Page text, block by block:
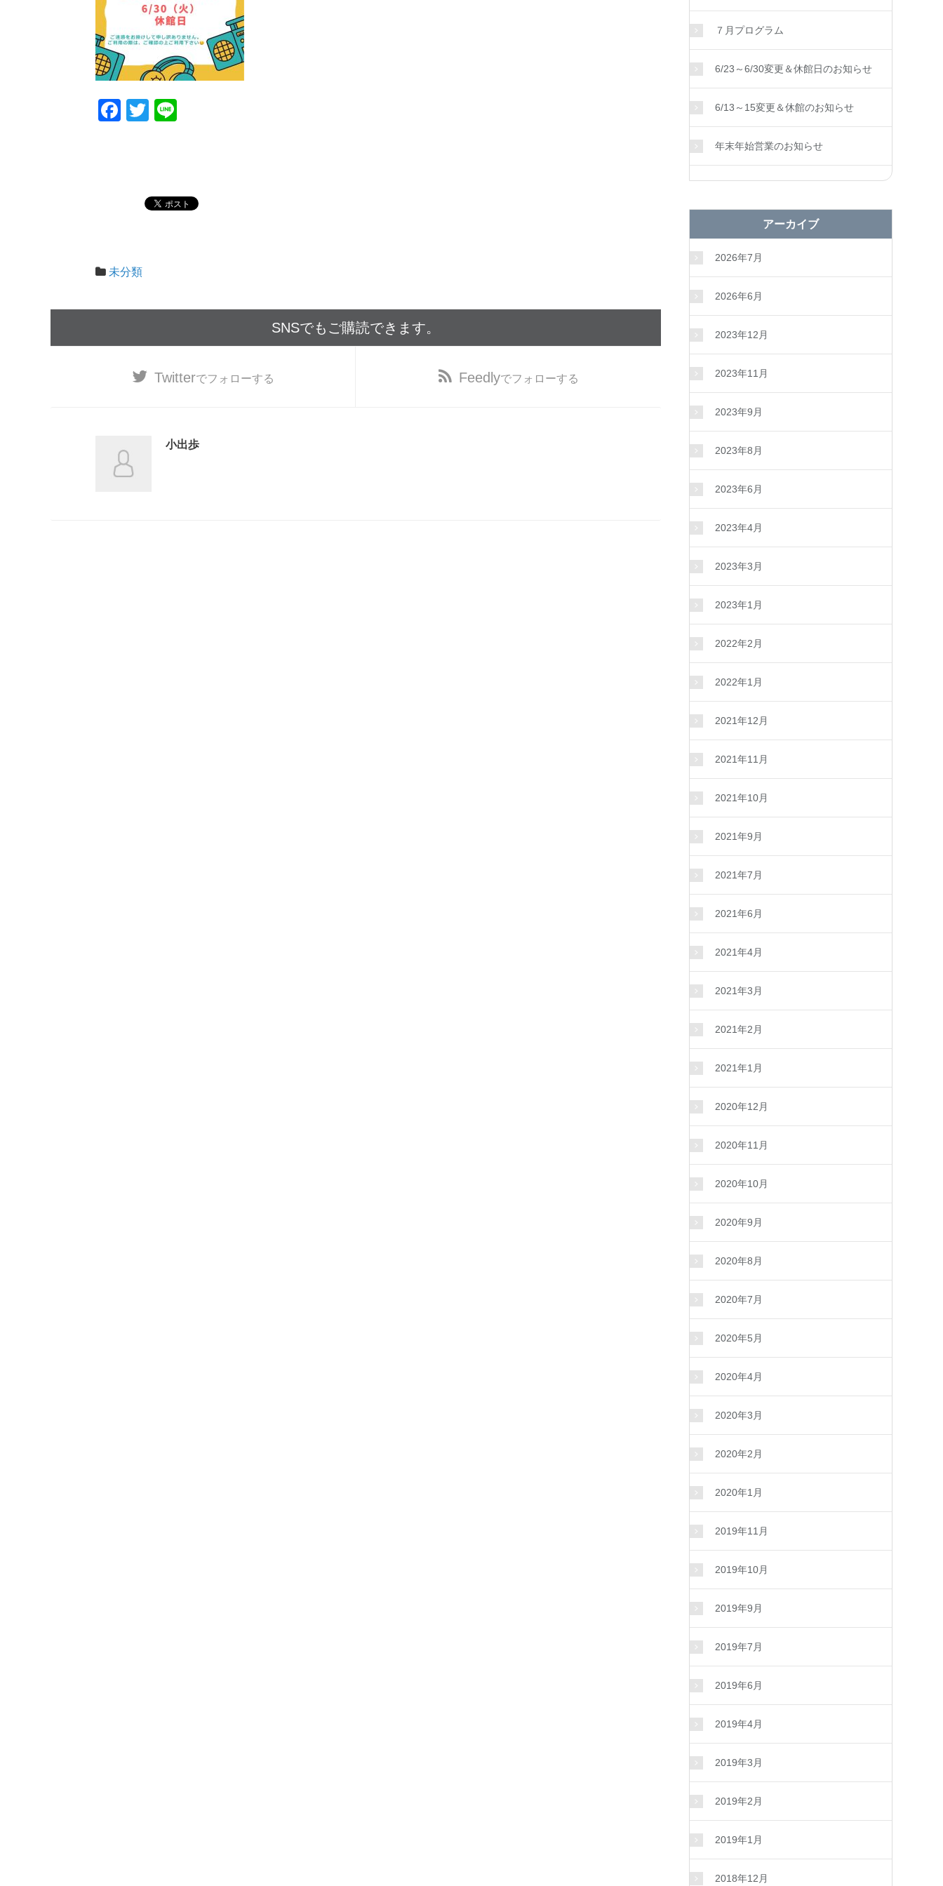
F
k
T
未分類
SNSでもご購読できます。
Twitterでフォローする Feedlyでフォローする
小出歩
７月プログラム
6/23～6/30変更＆休館日のお知らせ
6/13～15変更＆休館のお知らせ
年末年始営業のお知らせ
アーカイブ
2026年7月
2026年6月
2023年12月
2023年11月
2023年9月
2023年8月
2023年6月
2023年4月
2023年3月
2023年1月
2022年2月
2022年1月
2021年12月
2021年11月
2021年10月
2021年9月
2021年7月
2021年6月
2021年4月
2021年3月
2021年2月
2021年1月
2020年12月
2020年11月
2020年10月
2020年9月
2020年8月
2020年7月
2020年5月
2020年4月
2020年3月
2020年2月
2020年1月
2019年11月
2019年10月
2019年9月
2019年7月
2019年6月
2019年4月
2019年3月
2019年2月
2019年1月
2018年12月